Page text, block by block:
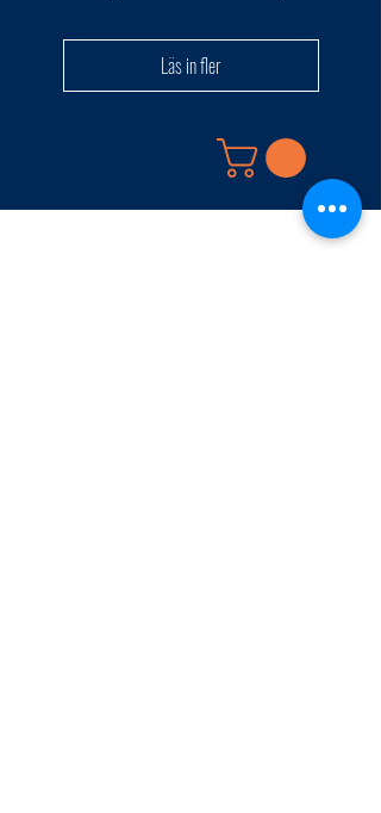
Läs in fler